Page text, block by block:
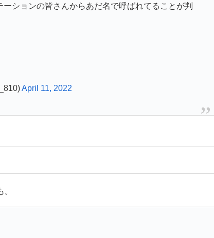
ションの皆さんからあだ名で呼ばれてることが判
April 11, 2022